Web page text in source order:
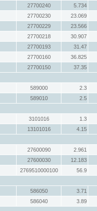
27700240
5.734
27700230
23.069
27700229
23.566
27700218
30.907
27700193
31.47
27700160
36.825
27700150
37.35
589000
2.3
589010
2.5
3101016
1.3
13101016
4.15
27600090
2.961
27600030
12.183
2769510000100
56.9
586050
3.71
586040
3.89